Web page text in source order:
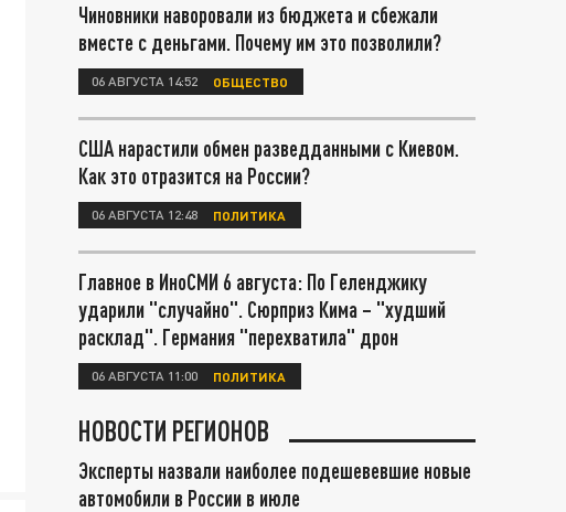
Чиновники наворовали из бюджета и сбежали
вместе с деньгами. Почему им это позволили?
06 АВГУСТА 14:52 ОБЩЕСТВО
США нарастили обмен разведданными с Киевом.
Как это отразится на России?
06 АВГУСТА 12:48 ПОЛИТИКА
Главное в ИноСМИ 6 августа: По Геленджику
ударили "случайно". Сюрприз Кима – "худший
расклад". Германия "перехватила" дрон
06 АВГУСТА 11:00 ПОЛИТИКА
НОВОСТИ РЕГИОНОВ
Эксперты назвали наиболее подешевевшие новые
автомобили в России в июле